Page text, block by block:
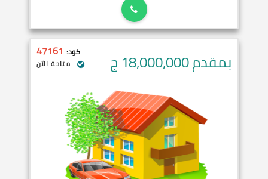
بمقدم 18,000,000 ج كود: 47161
متاحة الآن